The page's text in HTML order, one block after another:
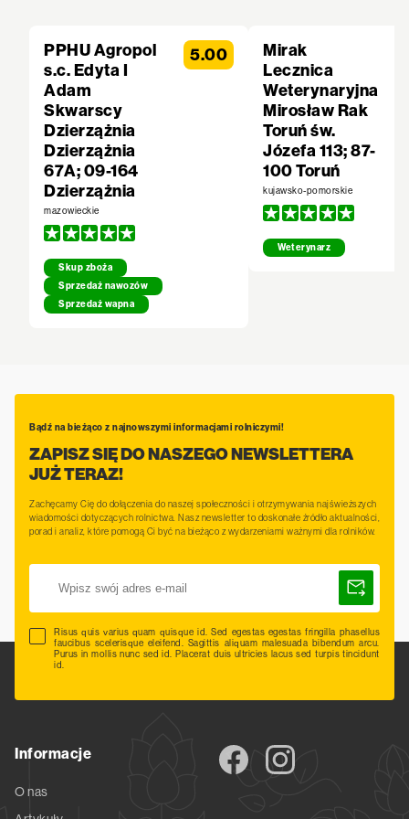
PPHU Agropol
s.c. Edyta I
Adam
Skwarscy
Dzierzążnia
Dzierzążnia
67A; 09-164
Dzierzążnia
mazowieckie
Skup zboża
Sprzedaż nawozów
Sprzedaż wapna
5.00
Mirak
Lecznica
Weterynaryjna
Mirosław Rak
Toruń św.
Józefa 113; 87-
100 Toruń
kujawsko-pomorskie
Weterynarz
Bądź na bieżąco z najnowszymi informacjami rolniczymi!
ZAPISZ SIĘ DO NASZEGO NEWSLETTERA
JUŻ TERAZ!
Zachęcamy Cię do dołączenia do naszej społeczności i otrzymywania najświeższych
wiadomości dotyczących rolnictwa. Nasz newsletter to doskonałe źródło aktualności,
porad i analiz, które pomogą Ci być na bieżąco z wydarzeniami ważnymi dla rolników.
Risus quis varius quam quisque id. Sed egestas egestas fringilla phasellus
faucibus scelerisque eleifend. Sagittis aliquam malesuada bibendum arcu.
Purus in mollis nunc sed id. Placerat duis ultricies lacus sed turpis tincidunt
id.
Informacje
O nas